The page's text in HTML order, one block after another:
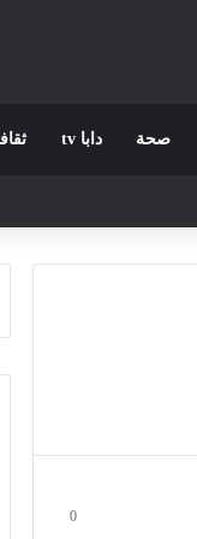
صحة دابا tv
0